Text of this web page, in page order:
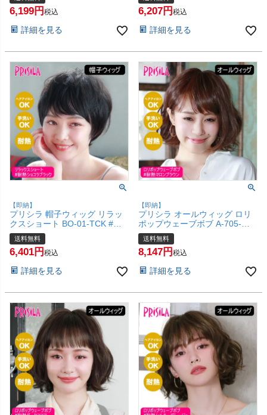
60cm)【医療用 フルウィッグ
かつら 和装 かわいい 可愛い 小
ボブ 】【宅配便送料無料】
6,199 税込
詳細を見る
(約54～60cm)【医療用 フルウ
ィッグ かつら 和装 かわいい 可
け 女性 ボブ 】【宅配便送料無
6,207 税込
詳細を見る
【即納】
プリシラ 帽子ウィッグ リラッ
クスショート BO-01-TCK #耐
熱ショコラブラック Mサイズ
(約54～60cm) 【医療用 フルウ
ィッグ かつら 和装 かわいい 可
け 女性 ボブ 】【宅配便送料無
送料無料
6,401 税込
詳細を見る
【即納】
プリシラ オールウィッグ ロリ
ポップウェーブボブ A-705-
TMB #耐熱マロンブラウン 【か
つら 和装 コスプレ 医療用 自然
ゆるふわ おしゃれ かわいい 可
け 女性 】【宅配便送料無料】
送料無料
8,147 税込
詳細を見る